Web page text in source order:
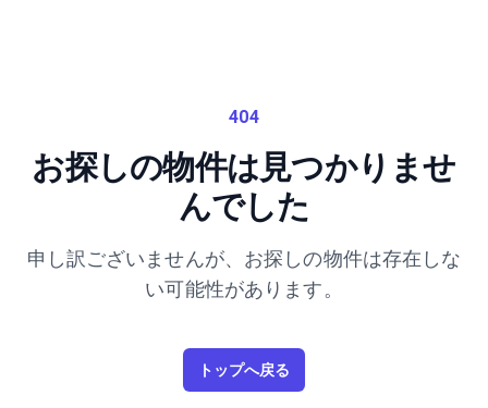
404
お探しの物件は見つかりませ
んでした
申し訳ございませんが、お探しの物件は存在しな
い可能性があります。
トップへ戻る